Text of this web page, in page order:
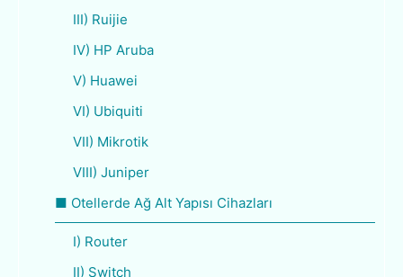
III) Ruijie
IV) HP Aruba
V) Huawei
VI) Ubiquiti
VII) Mikrotik
VIII) Juniper
■ Otellerde Ağ Alt Yapısı Cihazları
I) Router
II) Switch